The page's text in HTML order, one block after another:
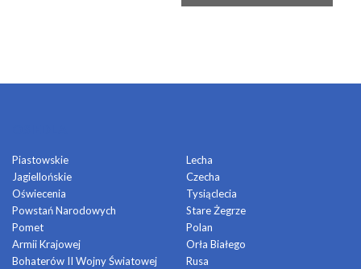
Piastowskie
Jagiellońskie
Oświecenia
Powstań Narodowych
Pomet
Armii Krajowej
Bohaterów II Wojny Światowej
Lecha
Czecha
Tysiąclecia
Stare Żegrze
Polan
Orła Białego
Rusa